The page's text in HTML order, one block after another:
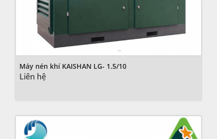
Máy nén khí KAISHAN LG- 1.5/10
Liên hệ